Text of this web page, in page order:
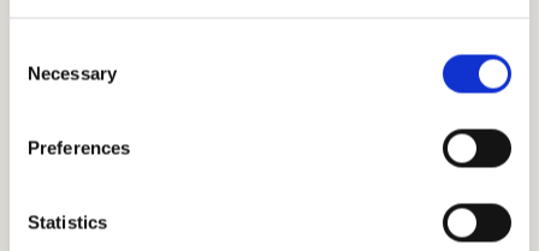
Selection
Necessary
Preferences
Statistics
DRINKS/COFFEE